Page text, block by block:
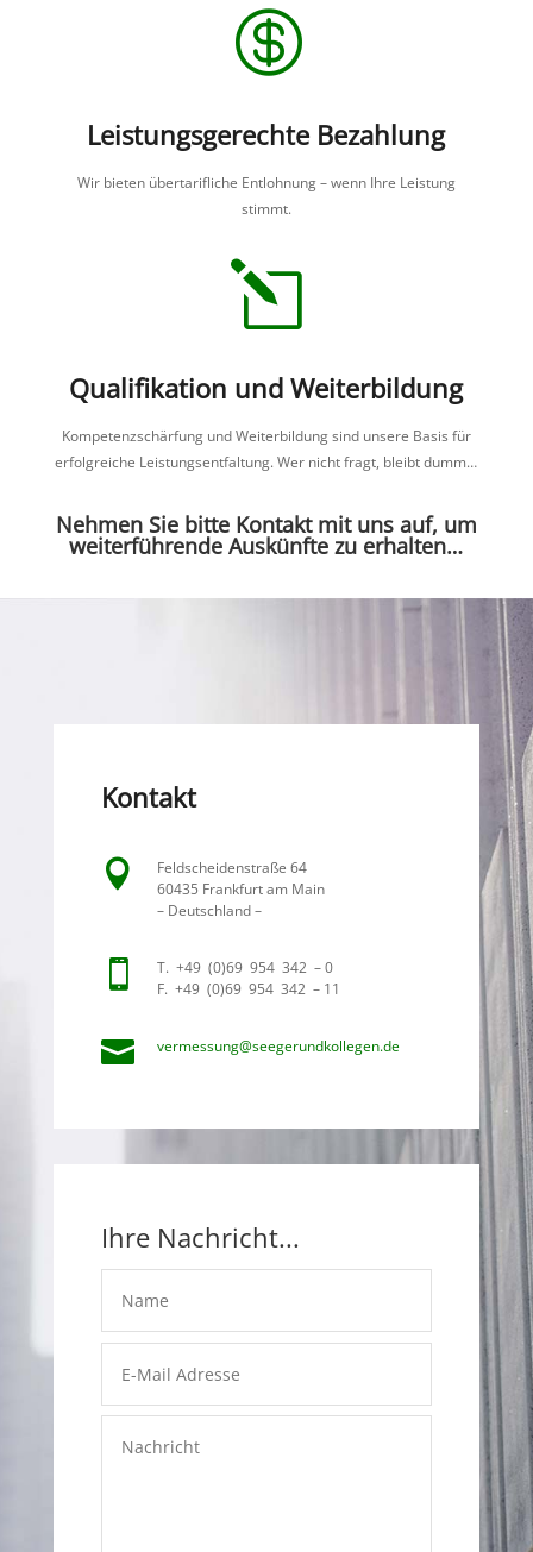

Leistungs­ge­rechte Bezahlung
Wir bieten überta­rif­liche Entloh­nung – wenn Ihre Leistung
stimmt.
l
Quali­fi­ka­tion und Weiterbildung
Kompe­tenz­schär­fung und Weiter­bil­dung sind unsere Basis für
erfolg­reiche Leistungs­ent­fal­tung. Wer nicht fragt, bleibt dumm…
Nehmen Sie bitte Kontakt mit uns auf, um
weiter­füh­rende Auskünfte zu erhalten…
Kontakt

Feldschei­den­straße 64
60435 Frank­furt am Main
– Deutschland –

T. +49 (0)69 954 342 – 0
F. +49 (0)69 954 342 – 11
 vermessung@​seegerundkollegen.​de
Ihre Nachricht...